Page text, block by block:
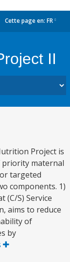
Cette page en: FR
II
Project is
maternal
targeted
components. 1)
(C/S) Service
aims to reduce
of
by